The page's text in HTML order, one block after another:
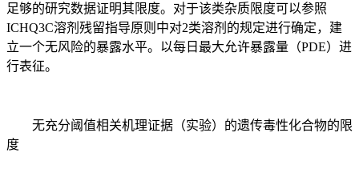
足够的研究数据证明其限度。对于该类杂质限度可以参照
ICHQ3C溶剂残留指导原则中对2类溶剂的规定进行确定，建
立一个无风险的暴露水平。以每日最大允许暴露量（PDE）进
行表征。
无充分阈值相关机理证据（实验）的遗传毒性化合物的限
度